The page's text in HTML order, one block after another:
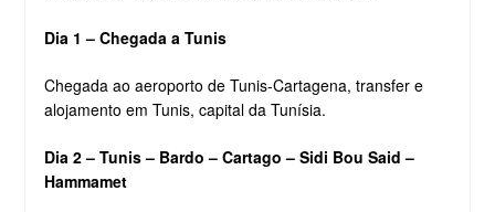
Dia 1 – Chegada a Tunis
Chegada ao aeroporto de Tunis-Cartagena, transfer e
alojamento em Tunis, capital da Tunísia.
Dia 2 – Tunis – Bardo – Cartago – Sidi Bou Said –
Hammamet